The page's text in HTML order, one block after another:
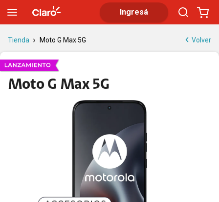
Ingresá
Tienda Moto G Max 5G Volver
Moto G Max 5G
Moto G Max 5G con triple cámara | Claro